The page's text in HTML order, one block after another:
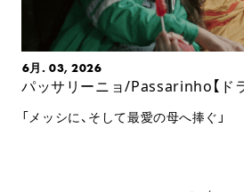
6月. 03, 2026
パッサリーニョ/Passarinho【ド
「メッシに、そして最愛の母へ捧ぐ」